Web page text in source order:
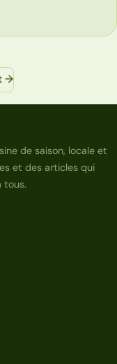
de recettes
→
de saison, locale et
et des articles qui
tous.